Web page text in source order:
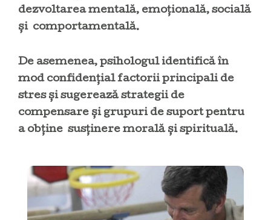
dezvoltarea mentală, emoțională, socială
și comportamentală.
De asemenea, psihologul identifică în
mod confidențial factorii principali de
stres și sugerează strategii de
compensare și grupuri de suport pentru
a obține susținere morală și spirituală.